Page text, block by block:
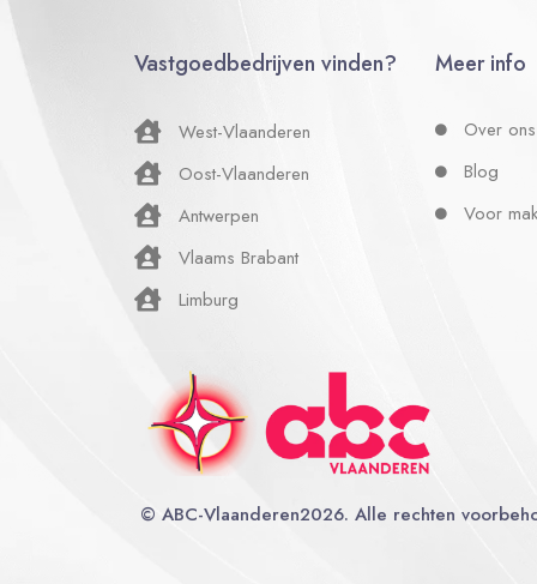
Vastgoedbedrijven vinden?
West-Vlaanderen
Oost-Vlaanderen
Antwerpen
Vlaams Brabant
Limburg
Meer info
Over ons
Blog
Voor
© ABC-Vlaanderen2026. Alle rechten